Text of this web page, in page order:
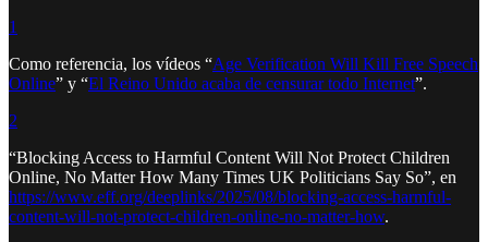
1
Como referencia, los vídeos “Age Verification Will Kill Free Speech
Online” y “El Reino Unido acaba de censurar todo Internet”.
2
“Blocking Access to Harmful Content Will Not Protect Children
Online, No Matter How Many Times UK Politicians Say So”, en
https://www.eff.org/deeplinks/2025/08/blocking-access-harmful-
content-will-not-protect-children-online-no-matter-how.